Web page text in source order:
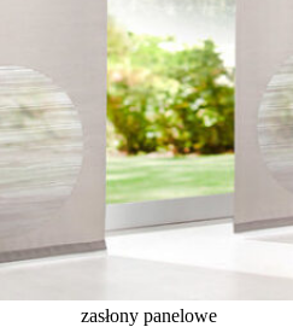
zasłony panelowe